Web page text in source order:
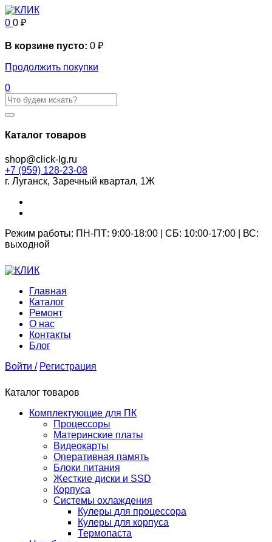
0 0 ₽
В корзине пусто: 0 ₽
Продолжить покупки
0
Каталог товаров
shop@click-lg.ru
+7 (959) 128-23-08
г. Луганск, Заречный квартал, 1Ж
Режим работы: ПН-ПТ: 9:00-18:00 | СБ: 10:00-17:00 | ВС:
выходной
Главная
Каталог
Ремонт
О нас
Контакты
Блог
Войти / Регистрация
Каталог товаров
Комплектующие для ПК
Процессоры
Материнские платы
Видеокарты
Оперативная память
Блоки питания
Жесткие диски и SSD
Корпуса
Системы охлаждения
Кулеры для процессора
Кулеры для корпуса
Термопаста